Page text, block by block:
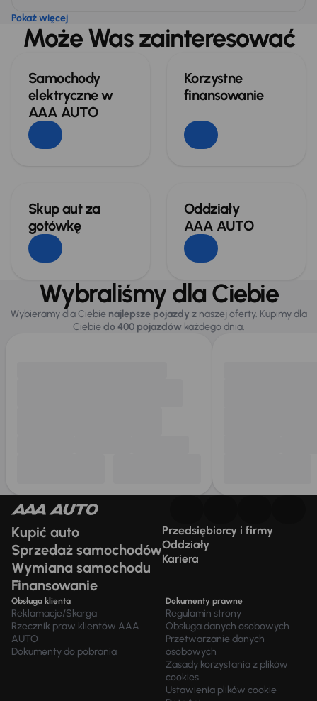
Pokaż więcej
Może Was zainteresować
Samochody
elektryczne w
AAA AUTO
Korzystne
finansowanie
Skup aut za
gotówkę
Oddziały
AAA AUTO
Wybraliśmy dla Ciebie
Wybieramy dla Ciebie najlepsze pojazdy z naszej oferty. Kupimy dla
Ciebiedo 400 pojazdówkażdego dnia.
Kupić auto
Sprzedaż samochodów
Wymiana samochodu
Finansowanie
Przedsiębiorcy i firmy
Oddziały
Kariera
Obsługa klienta
Reklamacje/Skarga
Rzecznik praw klientów AAA
AUTO
Dokumenty do pobrania
Dokumenty prawne
Regulamin strony
Obsługa danych osobowych
Przetwarzanie danych
osobowych
Zasady korzystania z plików
cookies
Ustawienia plików cookie